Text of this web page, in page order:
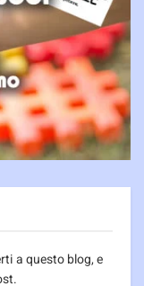
a questo blog, e